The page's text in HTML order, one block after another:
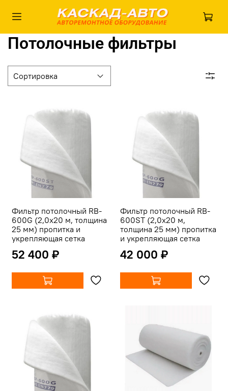
Потолочные фильтры
Фильтр потолочный RB-
600G (2,0х20 м, толщина
25 мм) пропитка и
укрепляющая сетка
52 400 ₽
Фильтр потолочный RB-
600ST (2,0х20 м,
толщина 25 мм) пропитка
и укрепляющая сетка
42 000 ₽